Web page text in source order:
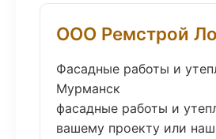
ООО Ремстрой
Фасадные работы и
Мурманск
фасадные работы и
вашему проекту или